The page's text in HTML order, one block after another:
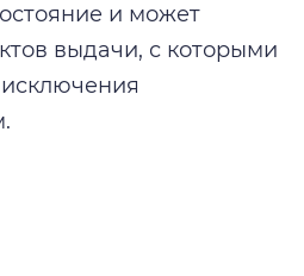
и может
выдачи, с которыми